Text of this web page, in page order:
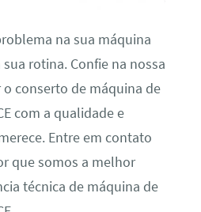
na sua máquina
rotina. Confie na nossa
conserto de máquina de
com a qualidade e
Entre em contato
que somos a melhor
técnica de máquina de